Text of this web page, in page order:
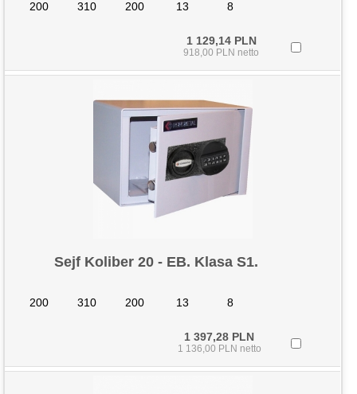
200 310 200 13 8
1 129,14 PLN
918,00 PLN netto
Sejf Koliber 20 - EB. Klasa S1.
200 310 200 13 8
1 397,28 PLN
1 136,00 PLN netto